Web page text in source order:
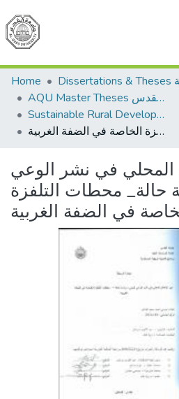
Communities &
All of
Home
AQU Master Theses الرسائل الجامعية الخاصة بجامعة القدس
Sustainable Rural Development التنمية الريفية المستدامة
دور الإعلام المحلي في نشر الوعي البيئي: دراسة حالة_ محطات التلفزة الخاصة في الضفة الغربية
المحلي في نشر الوعي
حالة_ محطات التلفزة
في الضفة الغربية